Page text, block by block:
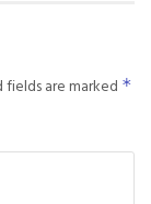
fields are marked *